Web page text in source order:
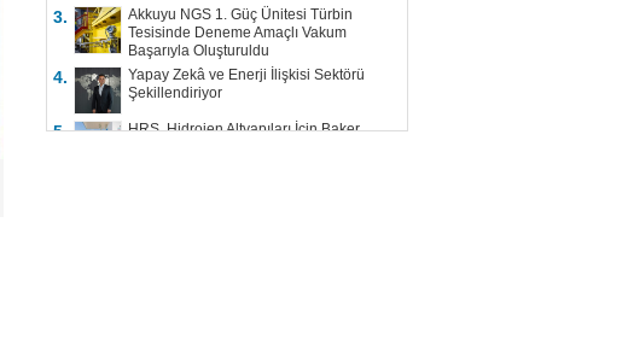
3.
Akkuyu NGS 1. Güç Ünitesi Türbin
Tesisinde Deneme Amaçlı Vakum
Başarıyla Oluşturuldu
4.
Yapay Zekâ ve Enerji İlişkisi Sektörü
Şekillendiriyor
5.
HRS, Hidrojen Altyapıları İçin Baker